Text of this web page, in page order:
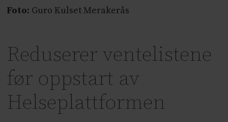
Foto: Guro Kulset Merakerås
Reduserer ventelistene
før oppstart av
Helseplattformen